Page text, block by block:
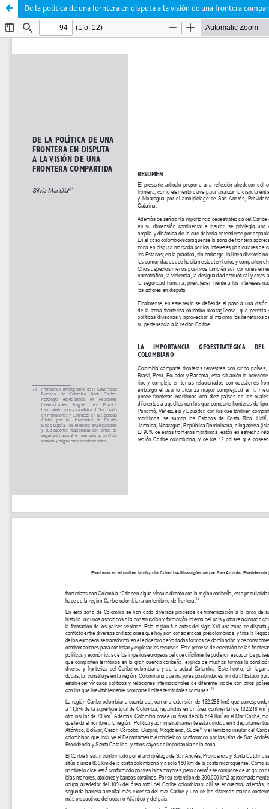
De la política de una forntera en disputa a la visión de una frontera